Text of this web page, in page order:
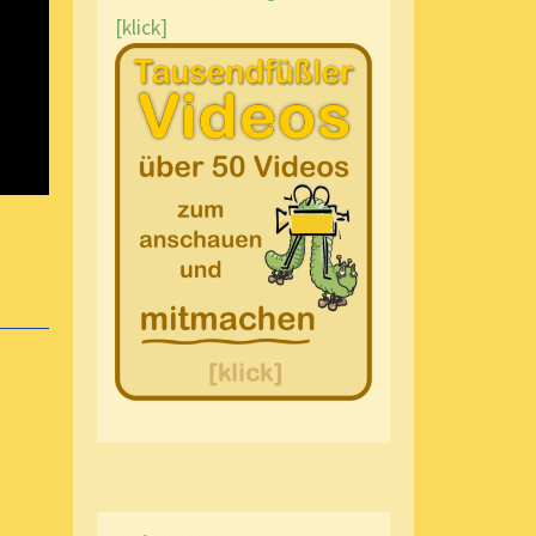
[klick]